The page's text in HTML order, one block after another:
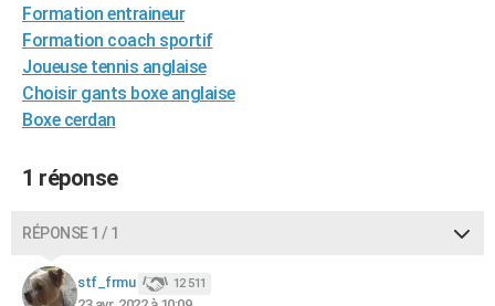
GUIDES D'ACHAT
BONS PLANS
CARTE DE VOEUX
Dictionnaire
Biographies
Citations
Expressions
Proverbes
PROGRAMME TV
COPAINS D'AVANT
S'inscrire
Se connecter
Lycées
Collèges
Primaires
Universités
Entreprises
Service militaire
Avis de recherche
AVIS DE DÉCÈS
Formation entraineur
Formation coach sportif
Joueuse tennis anglaise
Choisir gants boxe anglaise
Boxe cerdan
1 réponse
RÉPONSE 1 / 1
stf_frmu 12 511